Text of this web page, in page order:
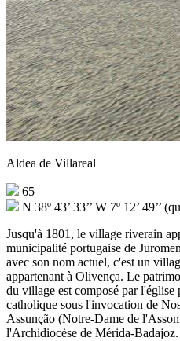
Aldea de Villareal
65
N 38º 43’ 33’’ W 7º 12’ 49’’
Jusqu'à 1801, le village riverain
municipalité portugaise de
avec son nom actuel, c'est un
appartenant à Olivença. Le
du village est composé par l'église
catholique sous l'invocation de
Assunção (Notre-Dame de
l'Archidiocèse de Mérida-Badajoz.